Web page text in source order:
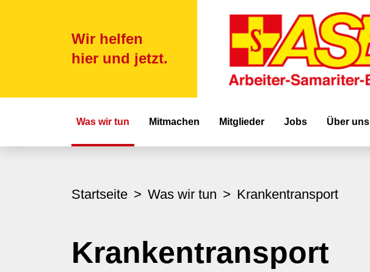
Wir helfen
hier und jetzt.
Hauptnavigation
Was wir tun Mitmachen Mitglieder Jobs Über uns
Startseite Was wir tun Krankentransport
Krankentransport